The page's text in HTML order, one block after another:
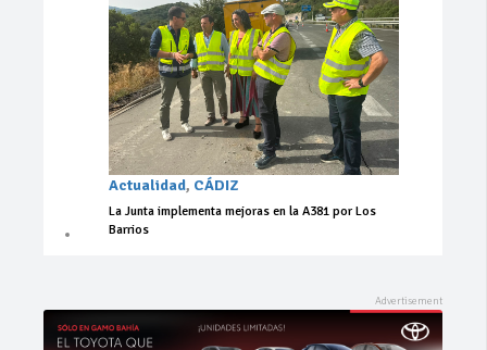
Actualidad, CÁDIZ
La Junta implementa mejoras en la A381 por Los
Barrios